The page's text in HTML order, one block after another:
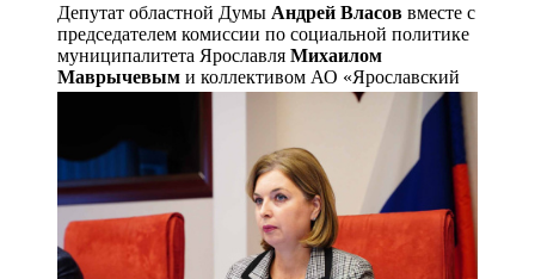
Депутат областной Думы Андрей Власов вместе с
председателем комиссии по социальной политике
муниципалитета Ярославля Михаилом
Маврычевым и коллективом АО «Ярославский
аграрно-промышленный центр» поддержали
ярославских ребят, которые находятся в зоне СВО,